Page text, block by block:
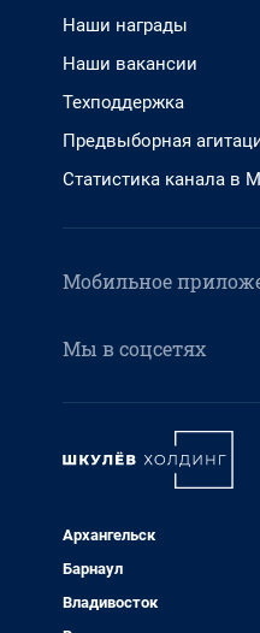
Наши награды
Наши вакансии
Техподдержка
Предвыборная
Статистика канала в
Мобильное
Мы в соцсетях
Архангельск
Барнаул
Владивосток